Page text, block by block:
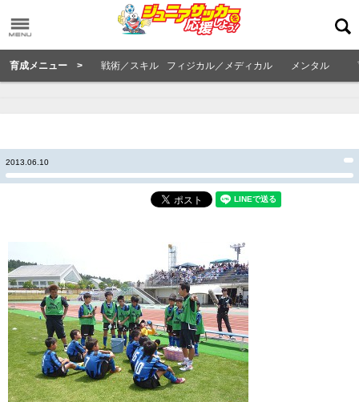
育成メニュー > 戦術／スキル フィジカル／メディカル メンタル
2013.06.10